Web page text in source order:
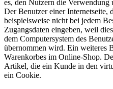
es, den Nutzern die Verwendung
Der Benutzer einer Internetseite,
beispielsweise nicht bei jedem
Zugangsdaten eingeben, weil
dem Computersystem des
übernommen wird. Ein weiteres
Warenkorbes im Online-Shop.
Artikel, die ein Kunde in den
ein Cookie.